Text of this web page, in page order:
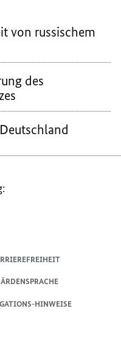
ANBINDUNGEN
SCHNELLERSCHNELLER
von russischem
des
HINWEISE